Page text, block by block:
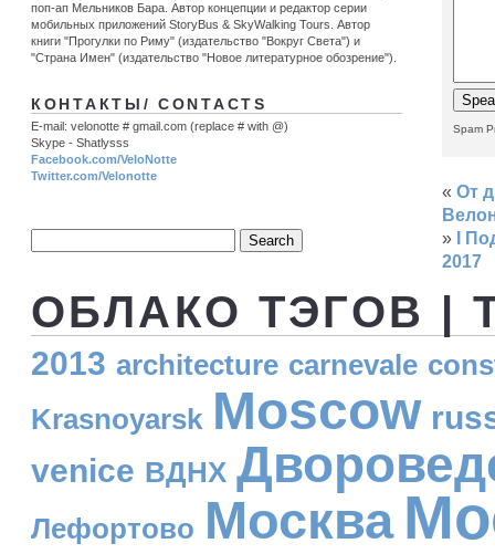
Spam
« От
» I
2017
поп-ап Мельников Бара. Автор концепции и редактор серии
мобильных приложений StoryBus & SkyWalking Tours. Автор
книги "Прогулки по Риму" (издательство "Вокруг Света") и
"Страна Имен" (издательство "Новое литературное обозрение").
КОНТАКТЫ/ CONTACTS
E-mail: velonotte # gmail.com (replace # with @)
Skype - Shatlysss
Facebook.com/VeloNotte
Twitter.com/Velonotte
ОБЛАКО ТЭГОВ |
2013 architecture carnevale
Krasnoyarsk Moscow
venice ВДНХ
Лефортово Москва